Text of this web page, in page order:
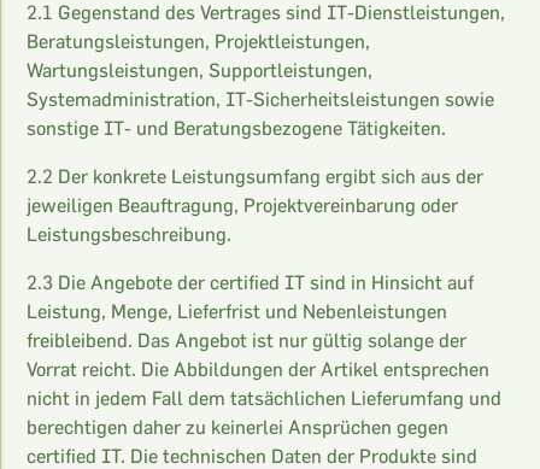
2.1 Gegenstand des Vertrages sind IT-Dienstleistungen,
Beratungsleistungen, Projektleistungen,
Wartungsleistungen, Supportleistungen,
Systemadministration, IT-Sicherheitsleistungen sowie
sonstige IT- und Beratungsbezogene Tätigkeiten.
2.2 Der konkrete Leistungsumfang ergibt sich aus der
jeweiligen Beauftragung, Projektvereinbarung oder
Leistungsbeschreibung.
2.3 Die Angebote der certified IT sind in Hinsicht auf
Leistung, Menge, Lieferfrist und Nebenleistungen
freibleibend. Das Angebot ist nur gültig solange der
Vorrat reicht. Die Abbildungen der Artikel entsprechen
nicht in jedem Fall dem tatsächlichen Lieferumfang und
berechtigen daher zu keinerlei Ansprüchen gegen
certified IT. Die technischen Daten der Produkte sind